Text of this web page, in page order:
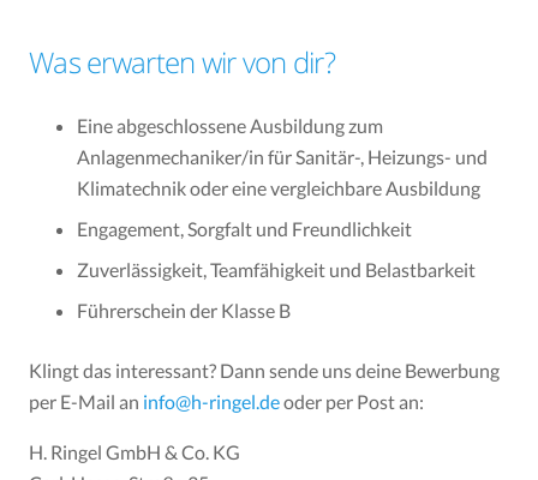
Was erwarten wir von dir?
Eine abgeschlossene Ausbildung zum
Anlagenmechaniker/in für Sanitär-, Heizungs- und
Klimatechnik oder eine vergleichbare Ausbildung
Engagement, Sorgfalt und Freundlichkeit
Zuverlässigkeit, Teamfähigkeit und Belastbarkeit
Führerschein der Klasse B
Klingt das interessant? Dann sende uns deine Bewerbung
per E-Mail an info@h-ringel.deoder per Post an:
H. Ringel GmbH & Co. KG